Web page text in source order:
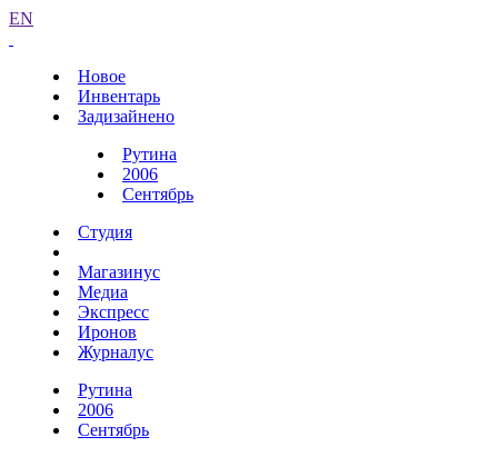
EN
Новое
Инвентарь
Задизайнено
Рутина
2006
Сентябрь
Студия
Магазинус
Медиа
Экспресс
Иронов
Журналус
Рутина
2006
Сентябрь